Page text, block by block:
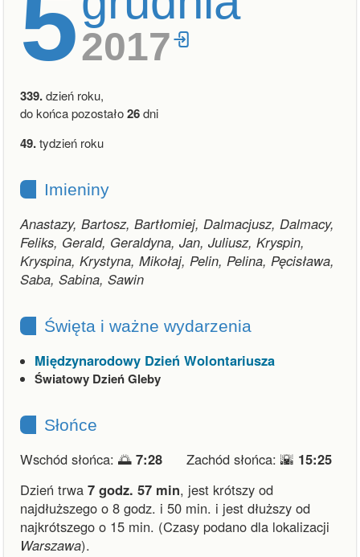
52017
339.dzień roku,
do końca pozostało26dni
49.tydzień roku
Imieniny
Anastazy, Bartosz, Bartłomiej, Dalmacjusz, Dalmacy,
Feliks, Gerald, Geraldyna, Jan, Juliusz, Kryspin,
Kryspina, Krystyna, Mikołaj, Pelin, Pelina, Pęcisława,
Saba, Sabina, Sawin
Święta i ważne wydarzenia
Międzynarodowy Dzień Wolontariusza
Światowy Dzień Gleby
Słońce
Wschód słońca: 🌅 7:28 Zachód słońca: 🌇 15:25
Dzień trwa 7 godz. 57 min, jest krótszy od
najdłuższego o 8 godz. i 50 min. i jest dłuższy od
najkrótszego o 15 min. (Czasy podano dla lokalizacji
Warszawa).